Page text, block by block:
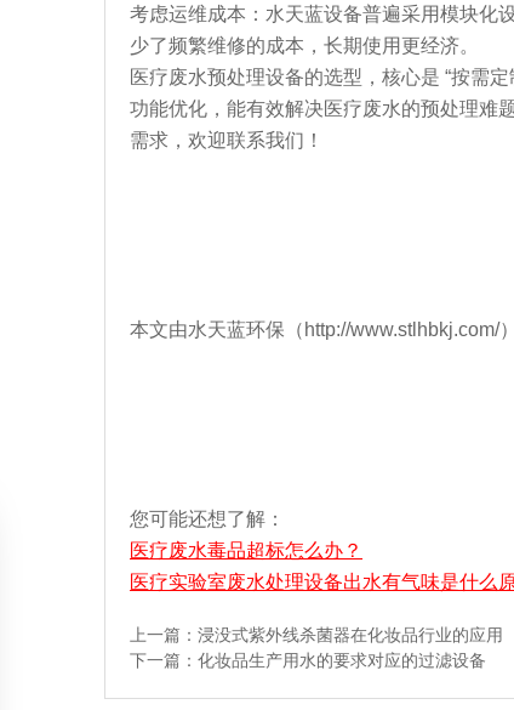
考虑运维成本：水天蓝设备普遍采用模块化
少了频繁维修的成本，长期使用更经济。
医疗废水预处理设备的选型，核心是 “按需
功能优化，能有效解决医疗废水的预处理难
需求，欢迎联系我们！
本文由水天蓝环保（http://www.stlhbkj.com/
您可能还想了解：
医疗废水毒品超标怎么办？
医疗实验室废水处理设备出水有气味是什么
上一篇： 浸没式紫外线杀菌器在化妆品行业的应用
下一篇： 化妆品生产用水的要求对应的过滤设备